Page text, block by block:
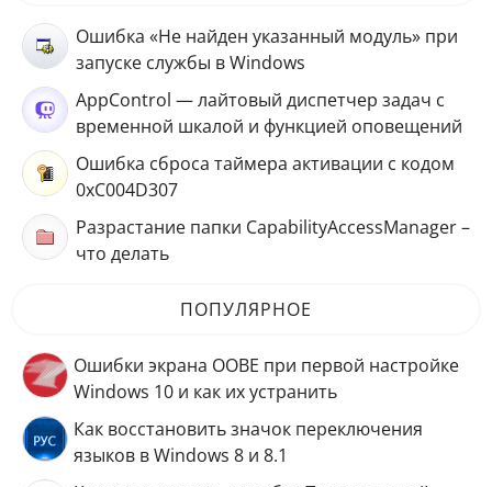
Ошибка «Не найден указанный модуль» при
запуске службы в Windows
AppControl — лайтовый диспетчер задач с
временной шкалой и функцией оповещений
Ошибка сброса таймера активации с кодом
0xC004D307
Разрастание папки CapabilityAccessManager –
что делать
ПОПУЛЯРНОЕ
Ошибки экрана OOBE при первой настройке
Windows 10 и как их устранить
Как восстановить значок переключения
языков в Windows 8 и 8.1